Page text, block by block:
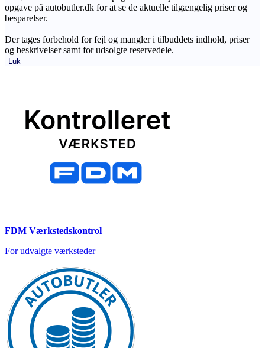
opgave på autobutler.dk for at se de aktuelle tilgængelig priser og
besparelser.
Der tages forbehold for fejl og mangler i tilbuddets indhold, priser
og beskrivelser samt for udsolgte reservedele.
Luk
FDM Værkstedskontrol
For udvalgte værksteder